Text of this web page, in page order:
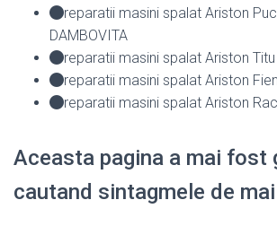
reparatii masini spalat Ariston
DAMBOVITA
reparatii masini spalat Ariston Titu
reparatii masini spalat Ariston
reparatii masini spalat Ariston
Aceasta pagina a mai fost
cautand sintagmele de